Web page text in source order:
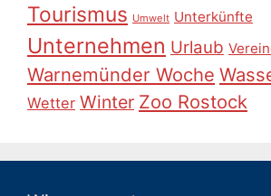
Tourismus Umwelt Unterkünfte
Unternehmen Urlaub
Warnemünder Woche
Wetter Winter Zoo Rostock